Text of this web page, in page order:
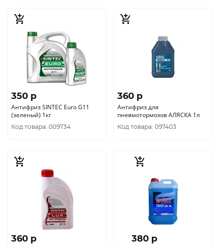
350 p
Антифриз SINTEC Euro G11
(зеленый) 1кг
Код товара: 009734
360 p
Антифриз для
пневмотормозов АЛЯСКА 1л
Код товара: 097403
360 p 380 p